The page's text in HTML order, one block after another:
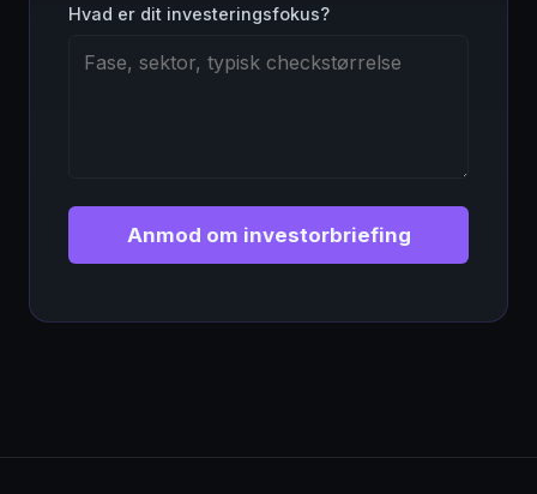
Hvad er dit investeringsfokus?
Anmod om investorbriefing